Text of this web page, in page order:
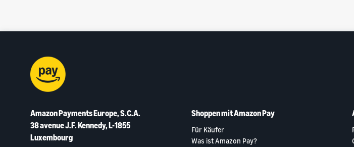
Amazon Payments Europe, S.C.A.
38 avenue J.F. Kennedy, L-1855
Luxembourg
Shoppen mit Amazon Pay
Für Käufer
Was ist Amazon Pay?